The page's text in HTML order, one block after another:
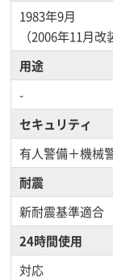
1983年9月
（2006年11月改
用途
-
セキュリティ
有人警備＋機械
耐震
新耐震基準適合
24時間使用
対応